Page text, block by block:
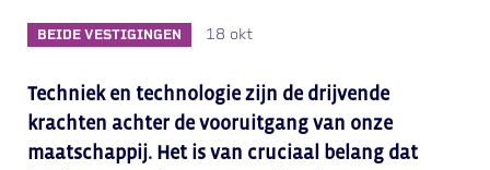
BEIDE VESTIGINGEN 18 okt
Techniek en technologie zijn de drijvende
krachten achter de vooruitgang van onze
maatschappij. Het is van cruciaal belang dat